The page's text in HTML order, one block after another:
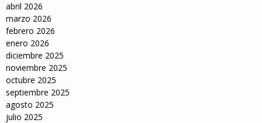
abril 2026
marzo 2026
febrero 2026
enero 2026
diciembre 2025
noviembre 2025
octubre 2025
septiembre 2025
agosto 2025
julio 2025